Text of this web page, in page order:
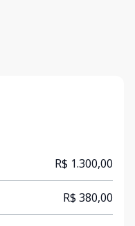
R$ 1.300,00
R$ 380,00